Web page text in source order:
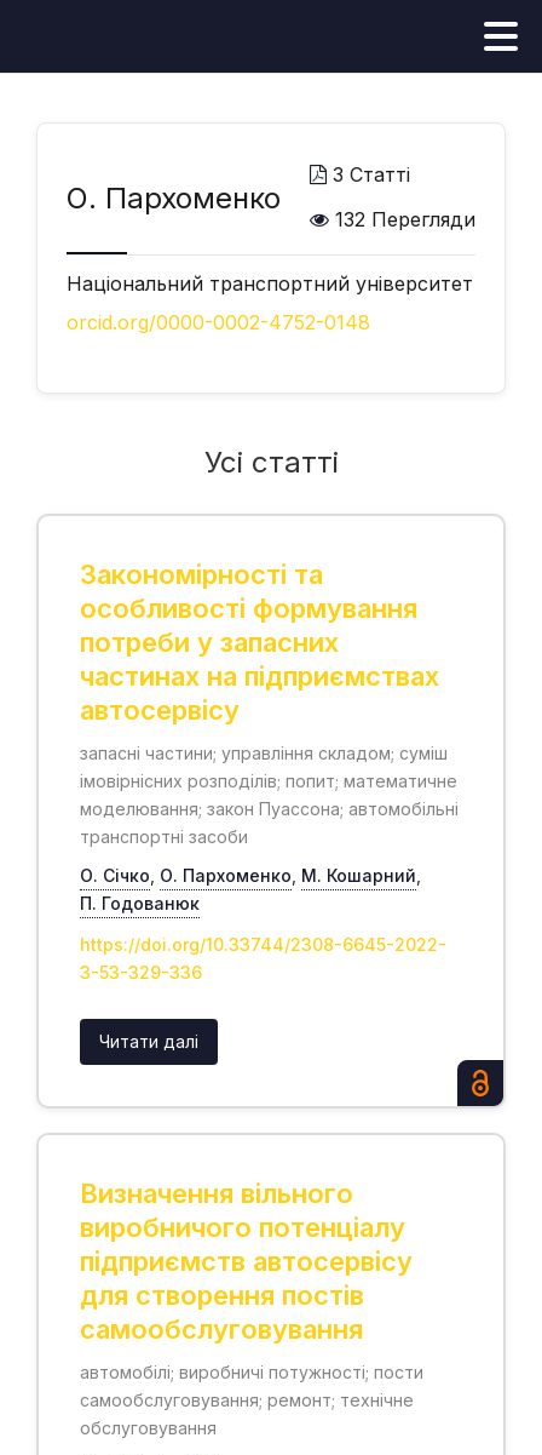
О. Пархоменко
3 Статті
132 Перегляди
Національний транспортний університет
orcid.org/0000-0002-4752-0148
Усі статті
Закономірності та
особливості формування
потреби у запасних
частинах на підприємствах
автосервісу
запасні частини; управління складом; суміш
імовірнісних розподілів; попит; математичне
моделювання; закон Пуассона; автомобільні
транспортні засоби
О. Січко О. Пархоменко М. Кошарний
П. Годованюк
https://doi.org/10.33744/2308-6645-2022-
3-53-329-336
Читати далі
Визначення вільного
виробничого потенціалу
підприємств автосервісу
для створення постів
самообслуговування
автомобілі; виробничі потужності; пости
самообслуговування; ремонт; технічне
обслуговування